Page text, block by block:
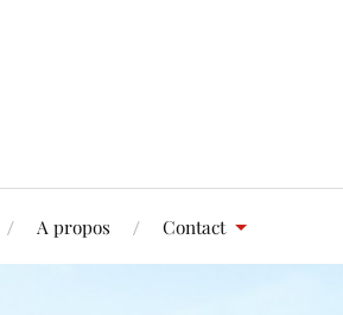
A propos Contact